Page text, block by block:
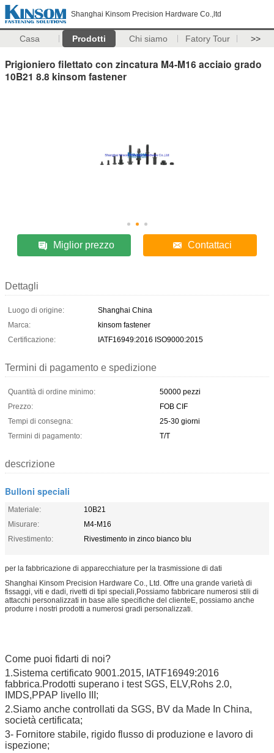
Shanghai Kinsom Precision Hardware Co.,ltd
Casa Prodotti Chi siamo Fatory Tour >>
Prigioniero filettato con zincatura M4-M16 acciaio grado
10B21 8.8 kinsom fastener
Miglior prezzo Contattaci
Dettagli
Luogo di origine:
Shanghai China
Marca:
kinsom fastener
Certificazione:
IATF16949:2016 ISO9000:2015
Termini di pagamento e spedizione
Quantità di ordine minimo:
50000 pezzi
Prezzo:
FOB CIF
Tempi di consegna:
25-30 giorni
Termini di pagamento:
T/T
descrizione
Bulloni speciali
Materiale:
10B21
Misurare:
M4-M16
Rivestimento:
Rivestimento in zinco bianco blu
per la fabbricazione di apparecchiature per la trasmissione di dati
Shanghai Kinsom Precision Hardware Co., Ltd. Offre una grande varietà di
fissaggi, viti e dadi, rivetti di tipi speciali,Possiamo fabbricare numerosi stili di
attacchi personalizzati in base alle specifiche del clienteE, possiamo anche
produrre i nostri prodotti a numerosi gradi personalizzati.
Come puoi fidarti di noi?
1.Sistema certificato 9001.2015, IATF16949:2016
fabbrica.Prodotti superano i test SGS, ELV,Rohs 2.0,
IMDS,PPAP livello III;
2.Siamo anche controllati da SGS, BV da Made In China,
società certificata;
3- Fornitore stabile, rigido flusso di produzione e lavoro di
ispezione;